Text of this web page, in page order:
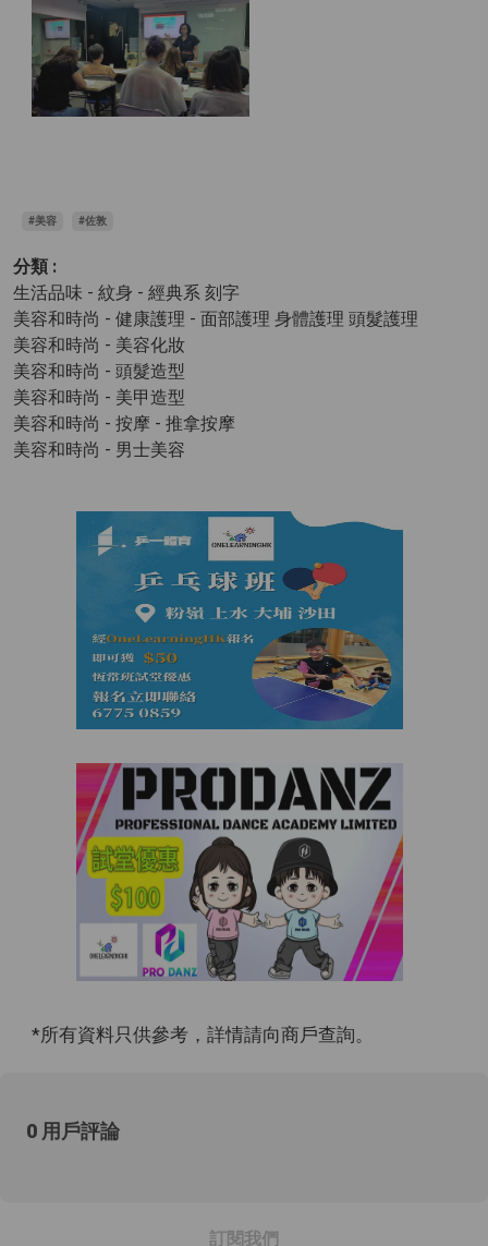
#美容 #佐敦
分類 :
生活品味 - 紋身 - 經典系 刻字
美容和時尚 - 健康護理 - 面部護理 身體護理 頭髮護理
美容和時尚 - 美容化妝
美容和時尚 - 頭髮造型
美容和時尚 - 美甲造型
美容和時尚 - 按摩 - 推拿按摩
美容和時尚 - 男士美容
*所有資料只供參考，詳情請向商戶查詢。
0 用戶評論
訂閱我們